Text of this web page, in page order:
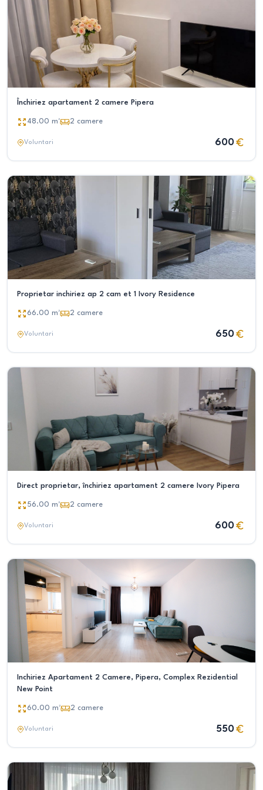
Închiriez apartament 2 camere Pipera
48.00 m² 2 camere
Voluntari 600
Proprietar inchiriez ap 2 cam et 1 Ivory Residence
66.00 m² 2 camere
Voluntari 650
Direct proprietar, închiriez apartament 2 camere Ivory Pipera
56.00 m² 2 camere
Voluntari 600
Inchiriez Apartament 2 Camere, Pipera, Complex Rezidential
New Point
60.00 m² 2 camere
Voluntari 550